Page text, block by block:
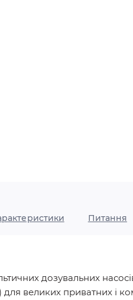
Питання
дозувальних
для великих приватних і